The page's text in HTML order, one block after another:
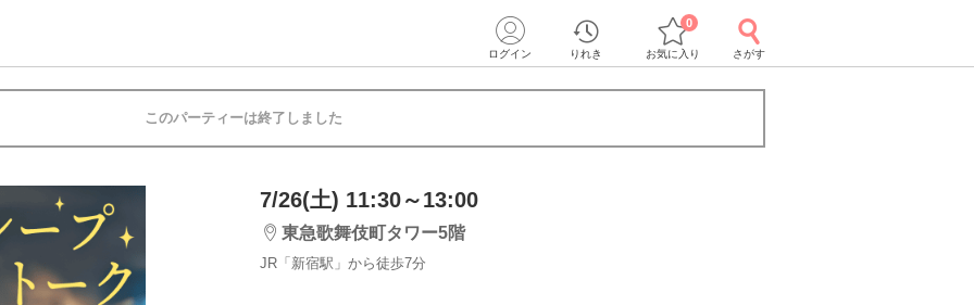
ログイン りれき お気に入り
0
さがす
このパーティーは終了しました
7/26(土) 11:30～13:00
東急歌舞伎町タワー5階
JR「新宿駅」から徒歩7分